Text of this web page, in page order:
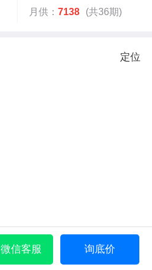
月供： 7138 (共36期)
定位
微信客服 询底价